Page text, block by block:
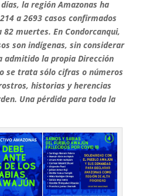
la región Amazonas ha
a 2693 casos confirmados
82 muertes. En Condorcanqui,
son indígenas, sin considerar
admitido la propia Dirección
se trata sólo cifras o números
historias y herencias
Una pérdida para toda la